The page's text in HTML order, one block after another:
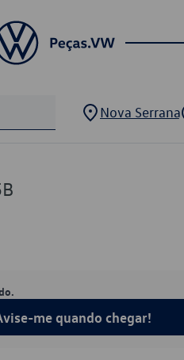
Nova Serrana
me quando chegar!